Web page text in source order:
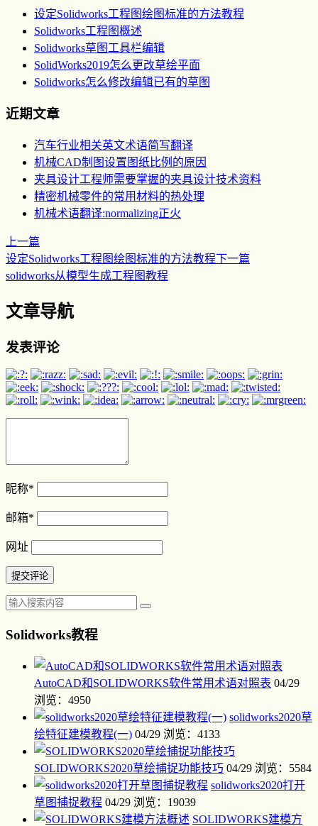
设定Solidworks工程图绘图标准的方法教程
Solidworks工程图概述
Solidworks草图工具栏编辑
SolidWorks2019怎么更改草绘平面
Solidworks怎么修改编辑已有的草图
近期文章
汽车行业相关英文术语简写翻译
机械CAD制图设置图纸比例的原因
夹具设计工程师需要掌握的夹具设计技术资料
精密机械零件的常用材料的热处理
机械术语翻译:normalizing正火
上一篇
设定Solidworks工程图绘图标准的方法教程下一篇
solidworks从模型生成工程图教程
文章导航
发表评论
昵称*
邮箱*
网址
Solidworks教程
AutoCAD和SOLIDWORKS软件常用术语对照表 04/29
浏览：4950
solidworks2020草
绘特征建模教程(一) 04/29 浏览：4133
SOLIDWORKS2020草绘捕捉功能技巧 04/29 浏览：5584
solidworks2020打开
草图捕捉教程 04/29 浏览：19039
SOLIDWORKS建模方